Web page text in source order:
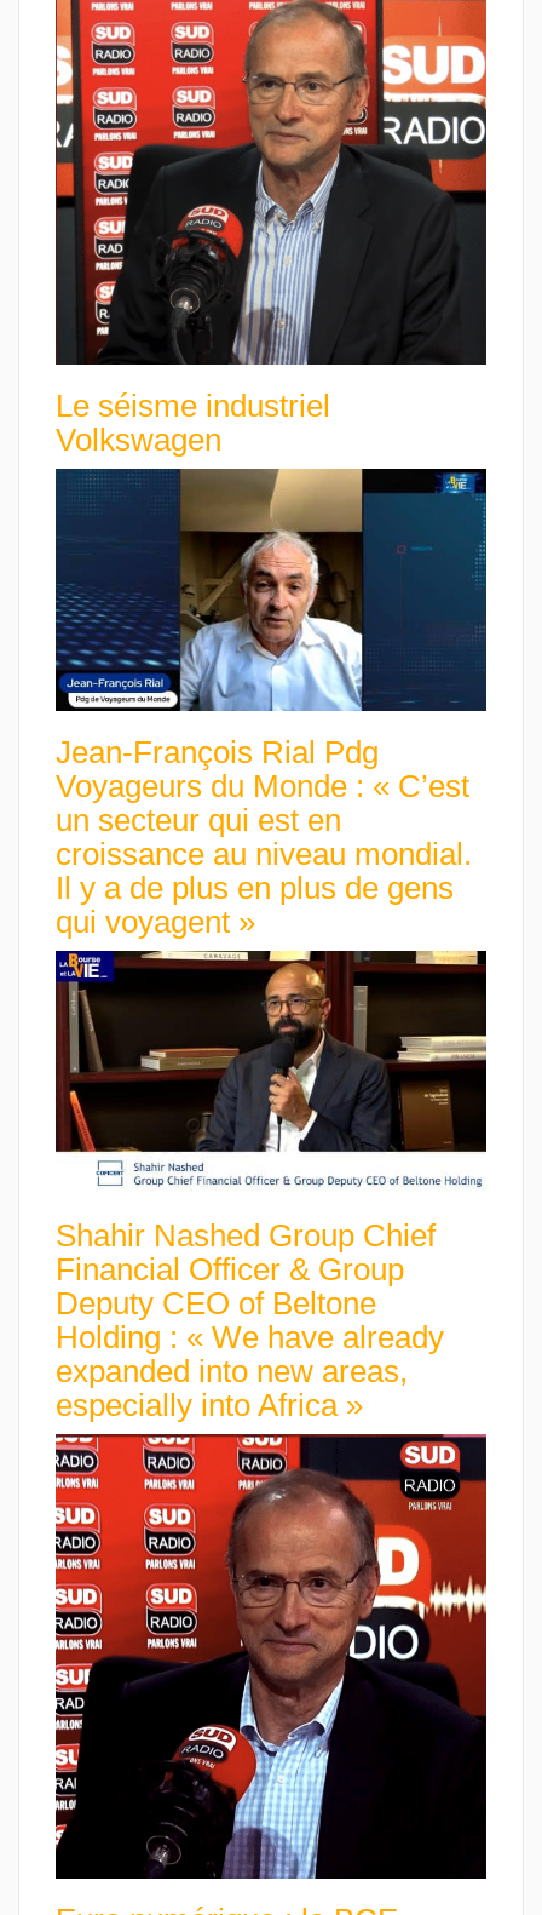
Le séisme industriel
Volkswagen
Jean-François Rial Pdg
Voyageurs du Monde : « C’est
un secteur qui est en
croissance au niveau mondial.
Il y a de plus en plus de gens
qui voyagent »
Shahir Nashed Group Chief
Financial Officer & Group
Deputy CEO of Beltone
Holding : « We have already
expanded into new areas,
especially into Africa »